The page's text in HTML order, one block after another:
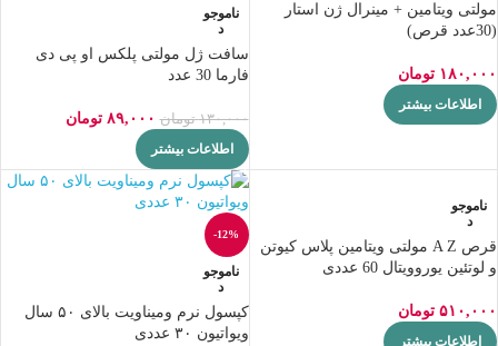
مولتی ویتامین + مینرال ژن استار
(30عدد قرص)
۱۸۰,۰۰۰ تومان
اطلاعات بیشتر
ناموجو
د
سافت ژل مولتی پلکس او پی دی
فارما 30 عدد
۱۳۰,۰۰۰ تومان ۸۹,۰۰۰ تومان
اطلاعات بیشتر
ناموجو
د
قرص A Z مولتی ویتامین پلاس کیوتن
و لوتئین یوروویتال 60 عددی
۵۱۰,۰۰۰ تومان
اطلاعات بیشتر
-12%
ناموجو
د
کپسول نرم ومیناویت بالای ۵۰ سال
ویواتیون ۳۰ عددی